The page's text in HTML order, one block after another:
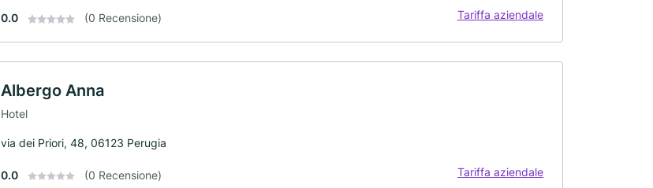
0.0 (0 Recensione) Tariffa aziendale
Albergo Anna
Hotel
via dei Priori, 48, 06123 Perugia
0.0 (0 Recensione) Tariffa aziendale